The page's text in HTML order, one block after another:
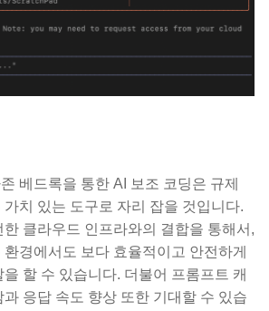
베드록을 통한 AI 보조 코딩은 규제
치 있는 도구로 자리 잡을 것입니다.
클라우드 인프라와의 결합을 통해서,
경에서도 보다 효율적이고 안전하게
할 수 있습니다. 더불어 프롬프트 캐
응답 속도 향상 또한 기대할 수 있습